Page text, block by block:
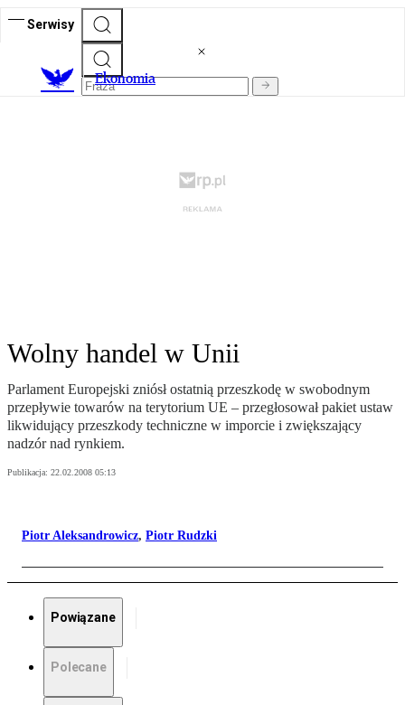
Serwisy
Ekonomia
Wolny handel w Unii
Parlament Europejski zniósł ostatnią przeszkodę w swobodnym
przepływie towarów na terytorium UE – przegłosował pakiet ustaw
likwidujący przeszkody techniczne w imporcie i zwiększający
nadzór nad rynkiem.
Publikacja: 22.02.2008 05:13
Piotr Aleksandrowicz, Piotr Rudzki
Powiązane
Polecane